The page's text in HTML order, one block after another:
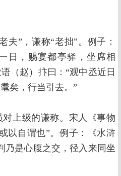
夫”，谦称“老拙”。例子：
日，赐宴都亭驿，坐席相
（赵）抃曰：“观中丞近日
矣，行当引去。”
对上级的谦称。宋人《事物
以自谓也”。例子：《水浒
乃是心腹之交，径入来同坐